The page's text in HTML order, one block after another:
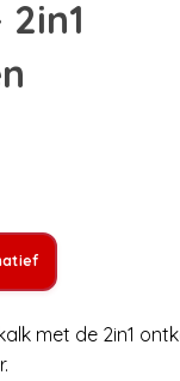
2in1
met de 2in1